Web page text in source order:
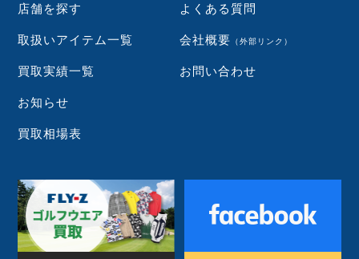
店舗を探す
取扱いアイテム一覧
買取実績一覧
お知らせ
買取相場表
よくある質問
会社概要 （外部リンク）
お問い合わせ